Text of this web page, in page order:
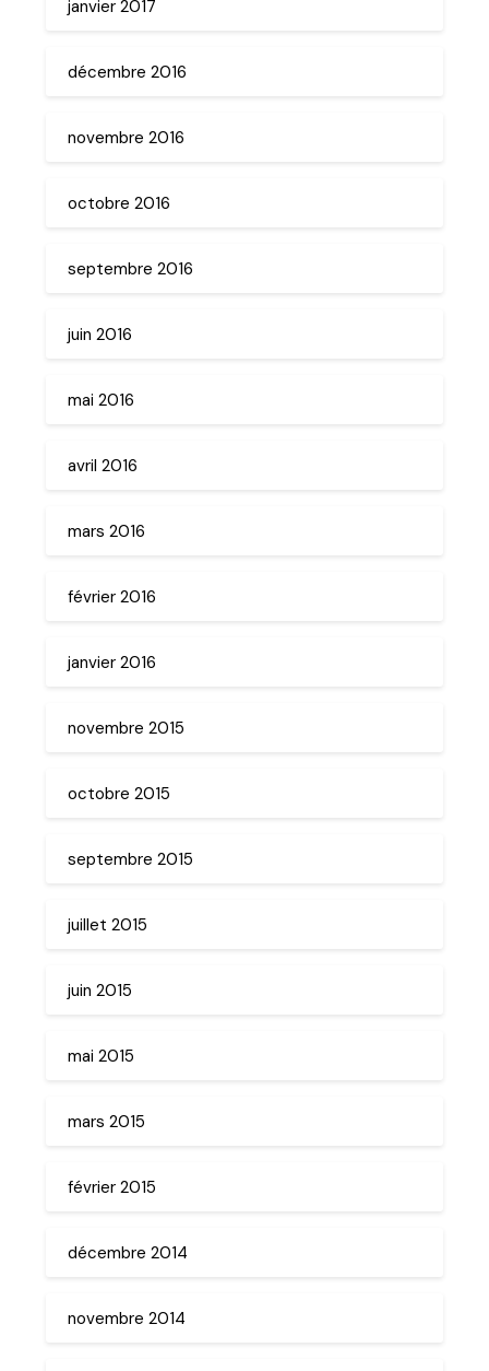
janvier 2017
décembre 2016
novembre 2016
octobre 2016
septembre 2016
juin 2016
mai 2016
avril 2016
mars 2016
février 2016
janvier 2016
novembre 2015
octobre 2015
septembre 2015
juillet 2015
juin 2015
mai 2015
mars 2015
février 2015
décembre 2014
novembre 2014